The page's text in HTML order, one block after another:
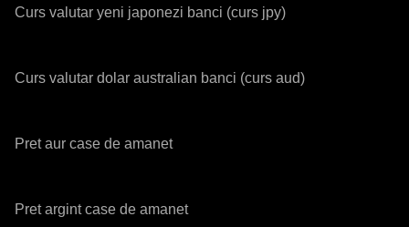
Curs valutar yeni japonezi banci (curs jpy)
Curs valutar dolar australian banci (curs aud)
Pret aur case de amanet
Pret argint case de amanet